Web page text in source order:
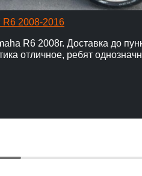
R6 2008-2016
R6 2008г. Доставка до
отличное, ребят